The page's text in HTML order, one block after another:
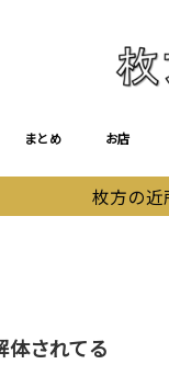
まとめ お店
枚方の近
されてる